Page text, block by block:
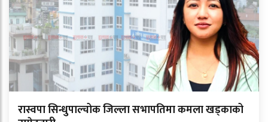
रास्वपा सिन्धुपाल्चोक जिल्ला सभापतिमा कमला खड्काको